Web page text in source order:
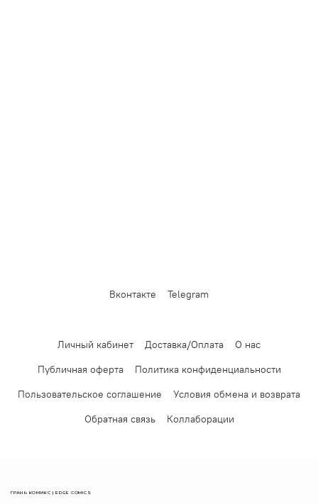
Вконтакте Telegram
Личный кабинет Доставка/Оплата
О нас
Публичная оферта
Политика конфиденциальности
Пользовательское соглашение
Условия обмена и возврата
Обратная связь
Коллаборации
ГРАНЬ КОМИКС | EDGE COMICS